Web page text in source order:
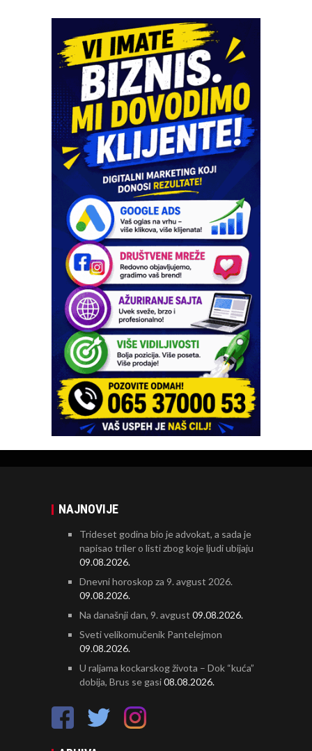
NAJNOVIJE
Trideset godina bio je advokat, a sada je
napisao triler o listi zbog koje ljudi ubijaju
09.08.2026.
Dnevni horoskop za 9. avgust 2026.
09.08.2026.
Na današnji dan, 9. avgust 09.08.2026.
Sveti velikomučenik Pantelejmon
09.08.2026.
U raljama kockarskog života – Dok “kuća”
dobija, Brus se gasi08.08.2026.